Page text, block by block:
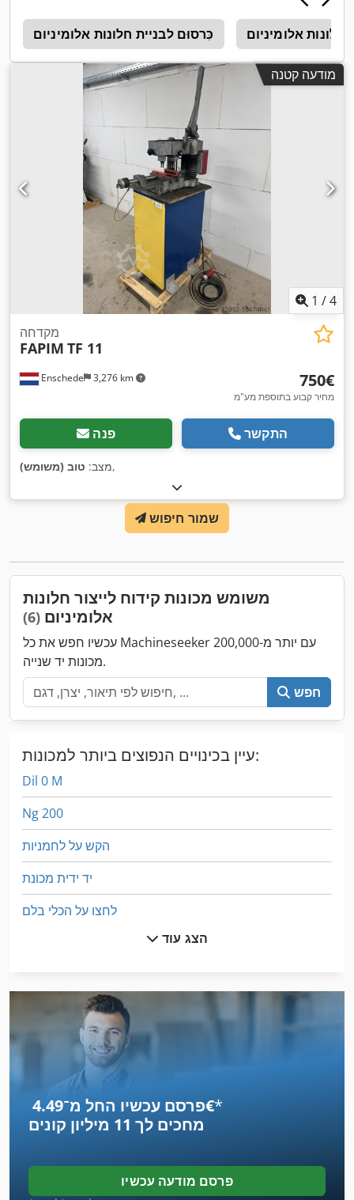
כִּרסוּם לבניית חלונות אלומיניום חלונות אלומיניום
מודעה קטנה
1 /4
Enschede 3,276 km
מקדחה
FAPIM TF 11
‏750 ‏€
מחיר קבוע בתוספת מע"מ
פנה התקשר
מצב: טוב (משומש) ,
שמור חיפוש
משומש מכונות קידוח לייצור חלונות
אלומיניום (6)
עכשיו חפש את כל Machineseeker עם יותר מ-200,000
מכונות יד שנייה.
חפש
עיין בכינויים הנפוצים ביותר למכונות:
Dil 0 M
Ng 200
הקש על לחמניות
יד ידית מכונת
לחצו על הכלי בלם
מכונה יד
מכונה לייצור בירה
מכונה לכריית חור פינים
מכונה משולבת
מכונות למפנה יד
הצג עוד
פרסם עכשיו החל מ־‏4.49 ‏€*
מחכים לך 11 מיליון קונים
פרסם מודעה עכשיו